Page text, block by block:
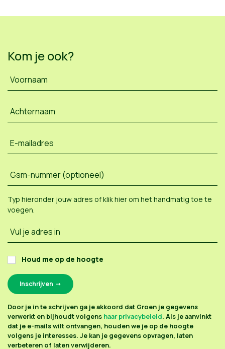
Kom je ook?
Voornaam
Achternaam
E-mailadres
Gsm-nummer (optioneel)
Typ hieronder jouw adres ofklik hier om het handmatig toe te
voegen.
Vul je adres in
Houd me op de hoogte
Door je in te schrijven ga je akkoord dat Groen je gegevens
verwerkt en bijhoudt volgens haar privacybeleid. Als je aanvinkt
dat je e-mails wilt ontvangen, houden we je op de hoogte
volgens je interesses. Je kan je gegevens opvragen, laten
verbeteren of laten verwijderen.